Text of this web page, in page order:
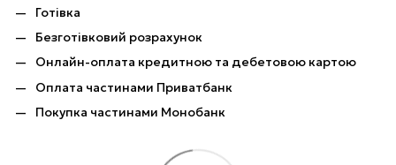
Готівка
Безготівковий розрахунок
Онлайн-оплата кредитною та дебетовою картою
Оплата частинами Приватбанк
Покупка частинами Монобанк